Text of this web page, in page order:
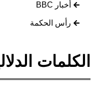
أخبار BBC
رأس الحكمة
الكلمات